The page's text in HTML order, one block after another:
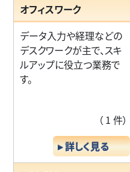
オフィスワーク
データ入力や経理などの
デスクワークが主で、スキ
ルアップに役立つ業務で
す。
（ 1 件）
▸ 詳しく見る